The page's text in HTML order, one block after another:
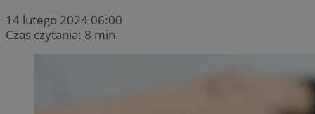
14 lutego 2024 06:00
Czas czytania: 8 min.